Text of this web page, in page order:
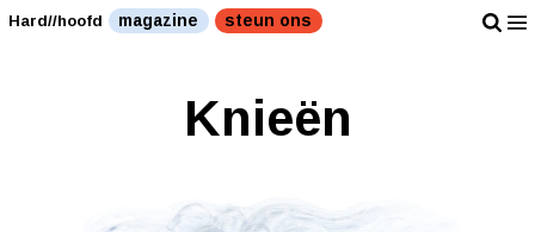
Hard//hoofd magazine steun ons
Knieën